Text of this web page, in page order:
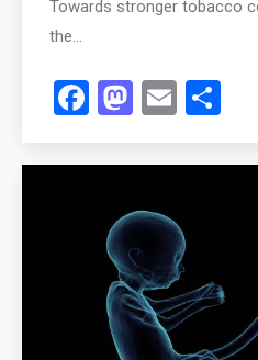
Towards stronger tobacco
the…
FacebookEmail